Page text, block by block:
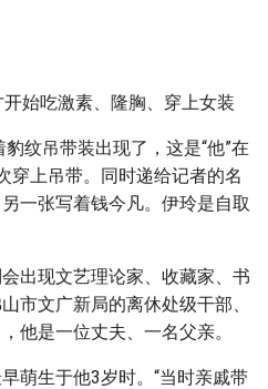
始吃激素、隆胸、穿上女装
纹吊带装出现了，这是“他”在
穿上吊带。同时递给记者的名
一张写着钱今凡。伊玲是自取
出现文艺理论家、收藏家、书
市文广新局的离休处级干部、
他是一位丈夫、一名父亲。
萌生于他3岁时。“当时亲戚带